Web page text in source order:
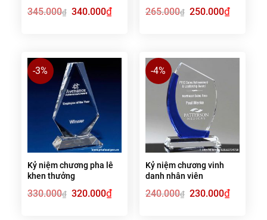
345.000₫ Giá
gốc
340.000₫Giá
hiện
265.000₫ Giá
gốc
250.000₫Giá
hiện
-3%
Kỷ niệm chương pha lê
khen thưởng
330.000₫ Giá
gốc
320.000₫Giá
hiện
-4%
Kỷ niệm chương vinh
danh nhân viên
240.000₫ Giá
gốc
230.000₫Giá
hiện